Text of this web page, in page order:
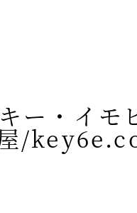
ー・イモ
/